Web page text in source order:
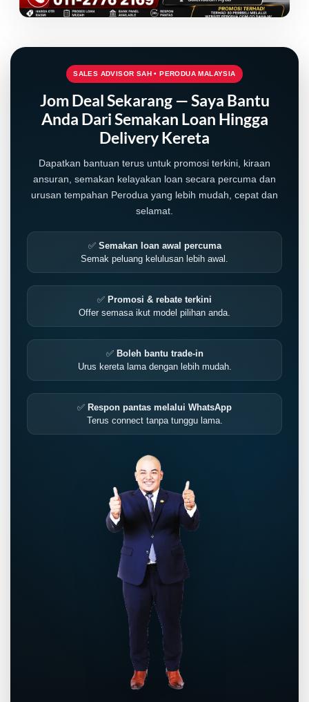
SALES ADVISOR SAH • PERODUA MALAYSIA
Jom Deal Sekarang — Saya Bantu
Anda Dari Semakan Loan Hingga
Delivery Kereta
Dapatkan bantuan terus untuk promosi terkini, kiraan
ansuran, semakan kelayakan loan secara percuma dan
urusan tempahan Perodua yang lebih mudah, cepat dan
selamat.
✅ Semakan loan awal percuma
Semak peluang kelulusan lebih awal.
✅ Promosi & rebate terkini
Offer semasa ikut model pilihan anda.
✅ Boleh bantu trade-in
Urus kereta lama dengan lebih mudah.
✅ Respon pantas melalui WhatsApp
Terus connect tanpa tunggu lama.